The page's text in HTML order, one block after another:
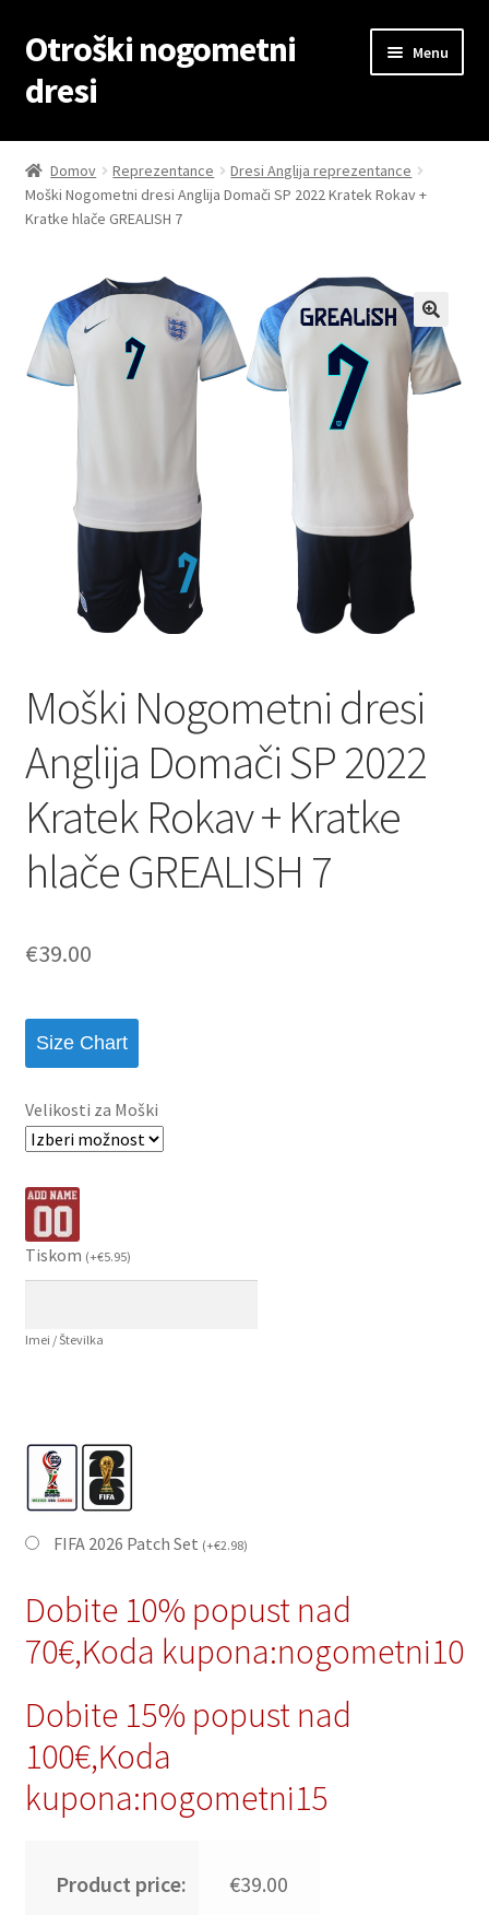
Skip
to
navigation
Skip
to
content
Otroški nogometni
dresi
Menu
Domov
Blog
Košarica
Moj račun
Trgovina
Zaključek nakupa
Domov Reprezentance
Dresi Anglija reprezentance
Moški Nogometni dresi Anglija Domači SP 2022 Kratek Rokav +
Kratke hlače GREALISH 7
Moški Nogometni dresi
Anglija Domači SP 2022
Kratek Rokav + Kratke
hlače GREALISH 7
€39.00
Size Chart
Velikosti za Moški
Tiskom (+€5.95)
Imei / Številka
FIFA 2026 Patch Set (+€2.98)
Dobite 10% popust nad
70€,Koda kupona:nogometni10
Dobite 15% popust nad
100€,Koda
kupona:nogometni15
Product price: €39.00